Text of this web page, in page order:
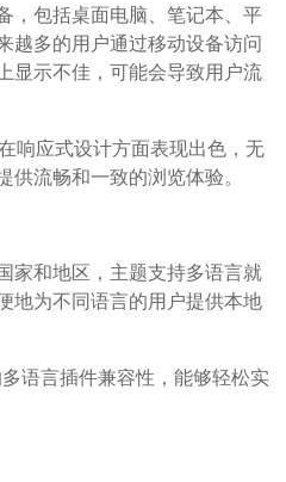
，包括桌面电脑、笔记本、平
越多的用户通过移动设备访问
显示不佳，可能会导致用户流
响应式设计方面表现出色，无
流畅和一致的浏览体验。
家和地区，主题支持多语言就
地为不同语言的用户提供本地
语言插件兼容性，能够轻松实